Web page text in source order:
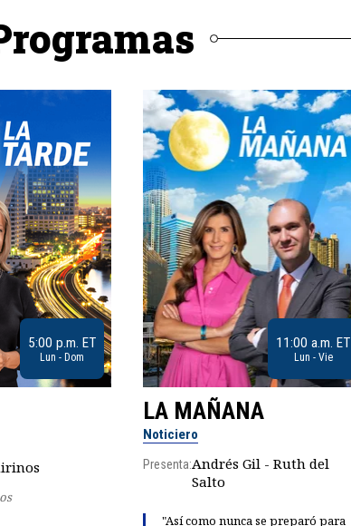
5:00 p.m. ET
Lun - Dom
11:00 a.m. ET
Lun - Vie
LA MAÑANA
Noticiero
Presenta:Andrés Gil - Ruth del
Salto
"Así como nunca se preparó para